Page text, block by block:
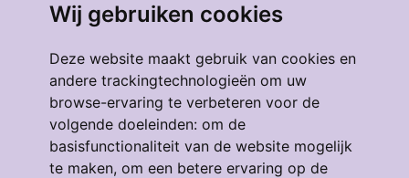
Wij gebruiken cookies
Deze website maakt gebruik van cookies en
andere trackingtechnologieën om uw
browse-ervaring te verbeteren voor de
volgende doeleinden: om de
basisfunctionaliteit van de website mogelijk
te maken, om een betere ervaring op de
Ma t/m vrij09:00 - 17:00
ZaterdagOp afspraak